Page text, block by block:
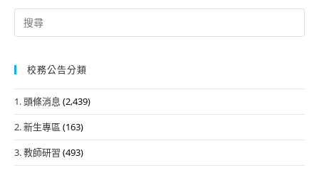
Search
for:
校務公告分類
1. 頭條消息 (2,439)
2. 新生專區 (163)
3. 教師研習 (493)